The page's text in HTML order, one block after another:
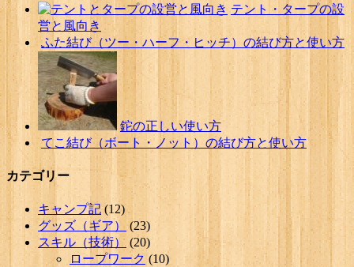
テント・タープの設
営と風向き
ふた結び（ツー・ハーフ・ヒッチ）の結び方と使い方
鉈の正しい使い方
てこ結び（ボート・ノット）の結び方と使い方
カテゴリー
キャンプ記(12)
グッズ（ギア） (23)
スキル（技術） (20)
ロープワーク (10)